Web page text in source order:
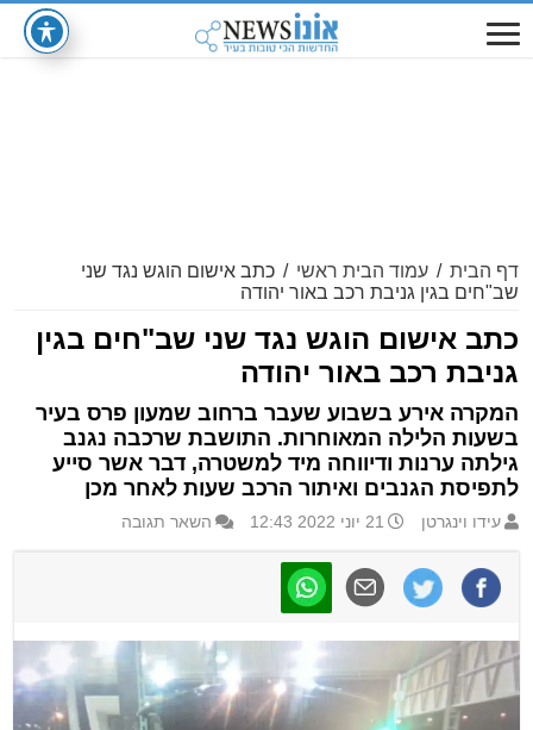
דף הבית / עמוד הבית ראשי / כתב אישום הוגש נגד שני
שב"חים בגין גניבת רכב באור יהודה
כתב אישום הוגש נגד שני שב"חים בגין
גניבת רכב באור יהודה
המקרה אירע בשבוע שעבר ברחוב שמעון פרס בעיר
בשעות הלילה המאוחרות. התושבת שרכבה נגנב
גילתה ערנות ודיווחה מיד למשטרה, דבר אשר סייע
לתפיסת הגנבים ואיתור הרכב שעות לאחר מכן
עידו וינגרטן 21 יוני 2022 12:43 השאר תגובה